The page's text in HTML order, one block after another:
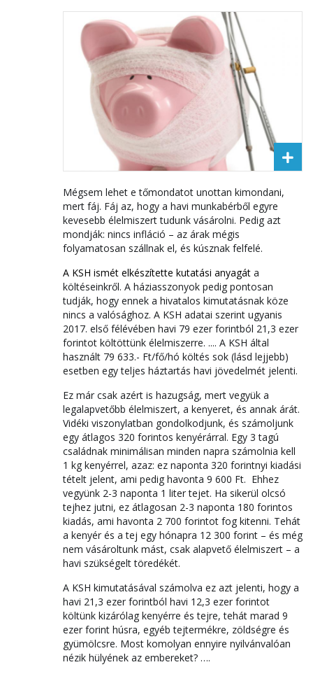
Mégsem lehet e tőmondatot unottan kimondani,
mert fáj. Fáj az, hogy a havi munkabérből egyre
kevesebb élelmiszert tudunk vásárolni. Pedig azt
mondják: nincs infláció – az árak mégis
folyamatosan szállnak el, és kúsznak felfelé.
A KSH ismét elkészítette kutatási anyagát a
költéseinkről. A háziasszonyok pedig pontosan
tudják, hogy ennek a hivatalos kimutatásnak köze
nincs a valósághoz. A KSH adatai szerint ugyanis
2017. első félévében havi 79 ezer forintból 21,3 ezer
forintot költöttünk élelmiszerre. .... A KSH által
használt 79 633.- Ft/fő/hó költés sok (lásd lejjebb)
esetben egy teljes háztartás havi jövedelmét jelenti.
Ez már csak azért is hazugság, mert vegyük a
legalapvetőbb élelmiszert, a kenyeret, és annak árát.
Vidéki viszonylatban gondolkodjunk, és számoljunk
egy átlagos 320 forintos kenyérárral. Egy 3 tagú
családnak minimálisan minden napra számolnia kell
1 kg kenyérrel, azaz: ez naponta 320 forintnyi kiadási
tételt jelent, ami pedig havonta 9 600 Ft. Ehhez
vegyünk 2-3 naponta 1 liter tejet. Ha sikerül olcsó
tejhez jutni, ez átlagosan 2-3 naponta 180 forintos
kiadás, ami havonta 2 700 forintot fog kitenni. Tehát
a kenyér és a tej egy hónapra 12 300 forint – és még
nem vásároltunk mást, csak alapvető élelmiszert – a
havi szükségelt töredékét.
A KSH kimutatásával számolva ez azt jelenti, hogy a
havi 21,3 ezer forintból havi 12,3 ezer forintot
költünk kizárólag kenyérre és tejre, tehát marad 9
ezer forint húsra, egyéb tejtermékre, zöldségre és
gyümölcsre. Most komolyan ennyire nyilvánvalóan
nézik hülyének az embereket? ….